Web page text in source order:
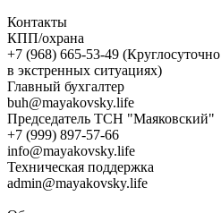
Контакты
КПП/охрана
+7 (968) 665-53-49 (Круглосуточно
в экстренных ситуациях)
Главный бухгалтер
buh@mayakovsky.life
Председатель ТСН "Маяковский"
+7 (999) 897-57-66
info@mayakovsky.life
Техническая поддержка
admin@mayakovsky.life